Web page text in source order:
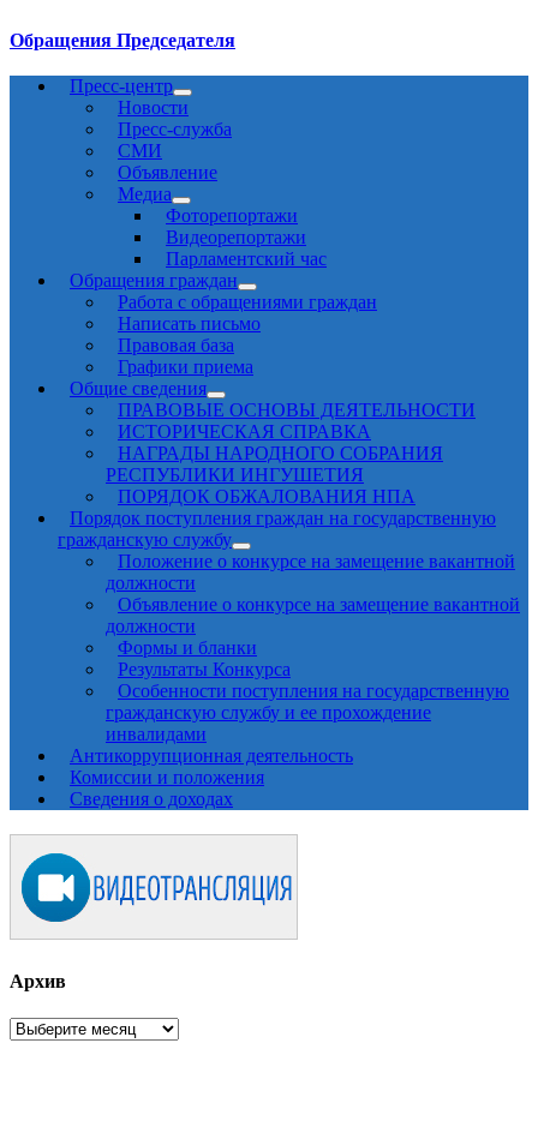
Обращения Председателя
Пресс-центр
Новости
Пресс-служба
СМИ
Объявление
Медиа
Фоторепортажи
Видеорепортажи
Парламентский час
Обращения граждан
Работа с обращениями граждан
Написать письмо
Правовая база
Графики приема
Общие сведения
ПРАВОВЫЕ ОСНОВЫ ДЕЯТЕЛЬНОСТИ
ИСТОРИЧЕСКАЯ СПРАВКА
НАГРАДЫ НАРОДНОГО СОБРАНИЯ
РЕСПУБЛИКИ ИНГУШЕТИЯ
ПОРЯДОК ОБЖАЛОВАНИЯ НПА
Порядок поступления граждан на государственную
гражданскую службу
Положение о конкурсе на замещение вакантной
должности
Объявление о конкурсе на замещение вакантной
должности
Формы и бланки
Результаты Конкурса
Особенности поступления на государственную
гражданскую службу и ее прохождение
инвалидами
Антикоррупционная деятельность
Комиссии и положения
Сведения о доходах
Архив
Архив